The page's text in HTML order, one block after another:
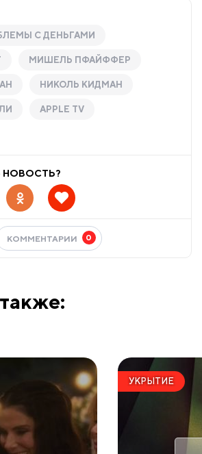
С ДЕНЬГАМИ
МИШЕЛЬ ПФАЙФФЕР
НИКОЛЬ КИДМАН
APPLE TV
НОВОСТЬ?
КОММЕНТАРИИ 0
УКРЫТИЕ